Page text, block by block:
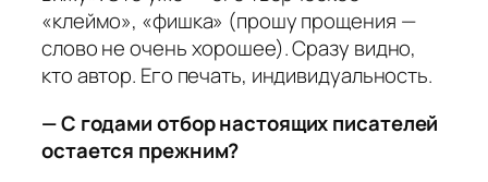
«клеймо», «фишка» (прошу прощения —
слово не очень хорошее). Сразу видно,
кто автор. Его печать, индивидуальность.
— С годами отбор настоящих писателей
остается прежним?